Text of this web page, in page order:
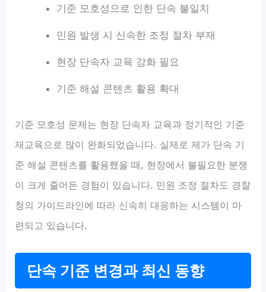
기준 모호성으로 인한 단속 불일치
민원 발생 시 신속한 조정 절차 부재
현장 단속자 교육 강화 필요
기준 해설 콘텐츠 활용 확대
기준 모호성 문제는 현장 단속자 교육과 정기적인 기준
재교육으로 많이 완화되었습니다. 실제로 제가 단속 기
준 해설 콘텐츠를 활용했을 때, 현장에서 불필요한 분쟁
이 크게 줄어든 경험이 있습니다. 민원 조정 절차도 경찰
청의 가이드라인에 따라 신속히 대응하는 시스템이 마
련되고 있습니다.
단속 기준 변경과 최신 동향